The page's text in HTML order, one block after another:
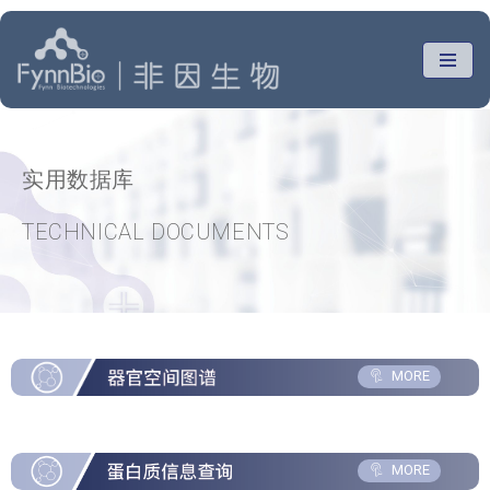
跳
至
正
实用数据库
TECHNICAL DOCUMENTS
MORE
MORE